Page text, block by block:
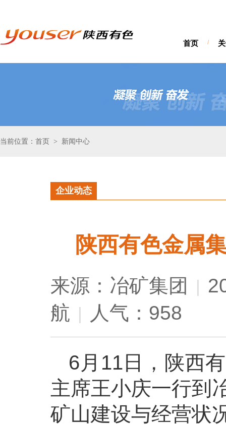
首页 /
当前位置：首页 > 新闻中心
企业动态
陕西有色金属
来源：冶矿集团 |
航 | 人气：958
6月11日，陕西
主席王小庆一行到
矿山建设与经营状